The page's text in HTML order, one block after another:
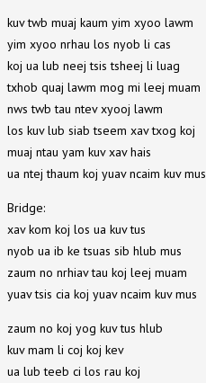
kuv twb muaj kaum yim xyoo lawm
yim xyoo nrhau los nyob li cas
koj ua lub neej tsis tsheej li luag
txhob quaj lawm mog mi leej muam
nws twb tau ntev xyooj lawm
los kuv lub siab tseem xav txog koj
muaj ntau yam kuv xav hais
ua ntej thaum koj yuav ncaim kuv mus
Bridge:
xav kom koj los ua kuv tus
nyob ua ib ke tsuas sib hlub mus
zaum no nrhiav tau koj leej muam
yuav tsis cia koj yuav ncaim kuv mus
zaum no koj yog kuv tus hlub
kuv mam li coj koj kev
ua lub teeb ci los rau koj